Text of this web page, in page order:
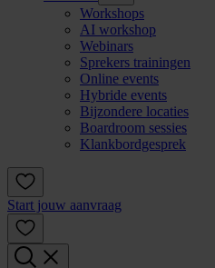
Workshops
AI workshop
Webinars
Sprekers trainingen
Online events
Hybride events
Bijzondere locaties
Boardroom sessies
Klankbordgesprek
Start jouw aanvraag